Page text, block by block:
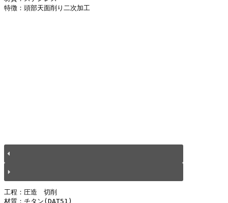
特徴：頭部天面削り二次加工
工程：圧造　切削
材質：チタン(DAT51)